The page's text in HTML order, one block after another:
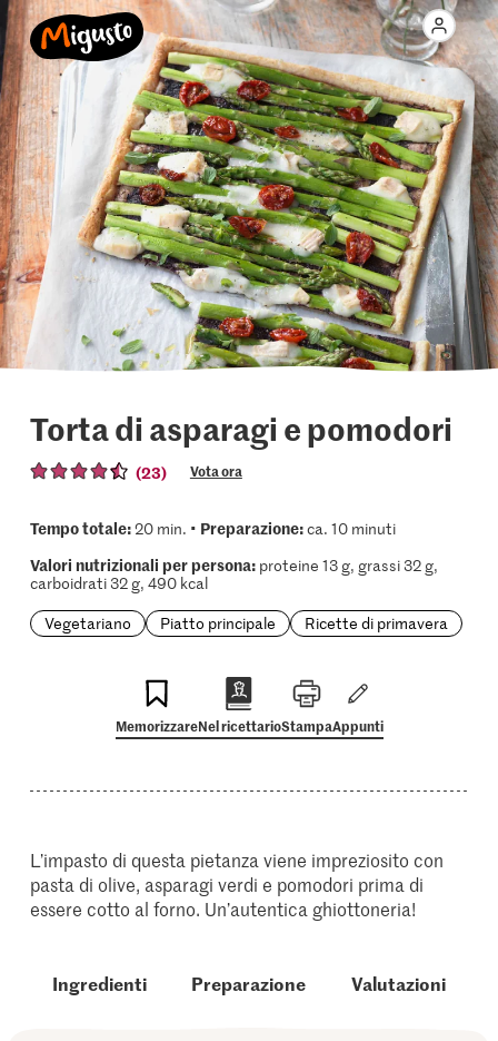
Torta di asparagi e pomodori
(23) Vota ora
Tempo totale:20 min. • Preparazione:ca. 10 minuti
Valori nutrizionali per persona:proteine 13 g, grassi 32 g,
carboidrati 32 g, 490 kcal
Vegetariano
Piatto principale Ricette di primavera
MemorizzareNel ricettarioStampaAppunti
L’impasto di questa pietanza viene impreziosito con
pasta di olive, asparagi verdi e pomodori prima di
essere cotto al forno. Un’autentica ghiottoneria!
Ingredienti Preparazione Valutazioni